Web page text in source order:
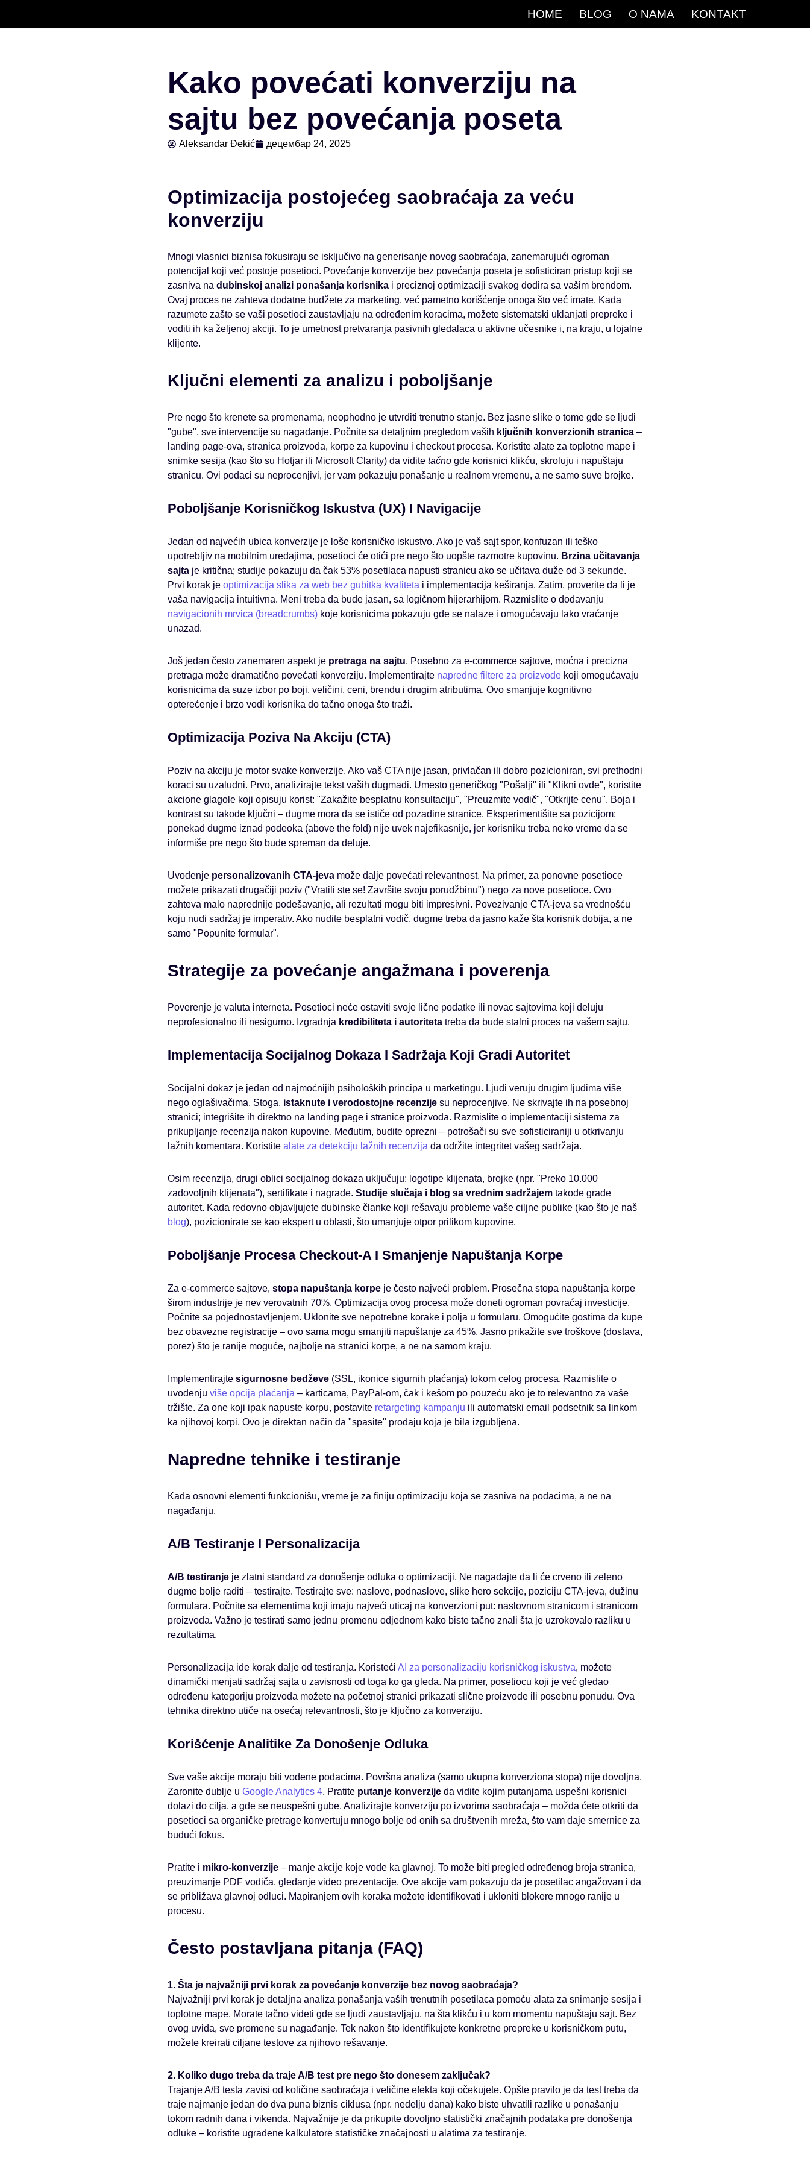
HOME BLOG O NAMA KONTAKT
Kako povećati konverziju na
sajtu bez povećanja poseta
Aleksandar Đekić децембар 24, 2025
Optimizacija postojećeg saobraćaja za veću
konverziju
Mnogi vlasnici biznisa fokusiraju se isključivo na generisanje novog saobraćaja, zanemarujući ogroman
potencijal koji već postoje posetioci. Povećanje konverzije bez povećanja poseta je sofisticiran pristup koji se
zasniva na dubinskoj analizi ponašanja korisnikai preciznoj optimizaciji svakog dodira sa vašim brendom.
Ovaj proces ne zahteva dodatne budžete za marketing, već pametno korišćenje onoga što već imate. Kada
razumete zašto se vaši posetioci zaustavljaju na određenim koracima, možete sistematski uklanjati prepreke i
voditi ih ka željenoj akciji. To je umetnost pretvaranja pasivnih gledalaca u aktivne učesnike i, na kraju, u lojalne
klijente.
Ključni elementi za analizu i poboljšanje
Pre nego što krenete sa promenama, neophodno je utvrditi trenutno stanje. Bez jasne slike o tome gde se ljudi
"gube", sve intervencije su nagađanje. Počnite sa detaljnim pregledom vaših ključnih konverzionih stranica–
landing page-ova, stranica proizvoda, korpe za kupovinu i checkout procesa. Koristite alate za toplotne mape i
snimke sesija (kao što su Hotjar ili Microsoft Clarity) da vidite tačnogde korisnici klikću, skroluju i napuštaju
stranicu. Ovi podaci su neprocenjivi, jer vam pokazuju ponašanje u realnom vremenu, a ne samo suve brojke.
Poboljšanje Korisničkog Iskustva (UX) I Navigacije
Jedan od najvećih ubica konverzije je loše korisničko iskustvo. Ako je vaš sajt spor, konfuzan ili teško
upotrebljiv na mobilnim uređajima, posetioci će otići pre nego što uopšte razmotre kupovinu. Brzina učitavanja
sajtaje kritična; studije pokazuju da čak 53% posetilaca napusti stranicu ako se učitava duže od 3 sekunde.
Prvi korak je optimizacija slika za web bez gubitka kvaliteta i implementacija keširanja. Zatim, proverite da li je
vaša navigacija intuitivna. Meni treba da bude jasan, sa logičnom hijerarhijom. Razmislite o dodavanju
navigacionih mrvica (breadcrumbs)koje korisnicima pokazuju gde se nalaze i omogućavaju lako vraćanje
unazad.
Još jedan često zanemaren aspekt je pretraga na sajtu. Posebno za e-commerce sajtove, moćna i precizna
pretraga može dramatično povećati konverziju. Implementirajte napredne filtere za proizvodekoji omogućavaju
korisnicima da suze izbor po boji, veličini, ceni, brendu i drugim atributima. Ovo smanjuje kognitivno
opterećenje i brzo vodi korisnika do tačno onoga što traži.
Optimizacija Poziva Na Akciju (CTA)
Poziv na akciju je motor svake konverzije. Ako vaš CTA nije jasan, privlačan ili dobro pozicioniran, svi prethodni
koraci su uzaludni. Prvo, analizirajte tekst vaših dugmadi. Umesto generičkog "Pošalji" ili "Klikni ovde", koristite
akcione glagole koji opisuju korist: "Zakažite besplatnu konsultaciju", "Preuzmite vodič", "Otkrijte cenu". Boja i
kontrast su takođe ključni – dugme mora da se ističe od pozadine stranice. Eksperimentišite sa pozicijom;
ponekad dugme iznad podeoka (above the fold) nije uvek najefikasnije, jer korisniku treba neko vreme da se
informiše pre nego što bude spreman da deluje.
Uvodenje personalizovanih CTA-jevamože dalje povećati relevantnost. Na primer, za ponovne posetioce
možete prikazati drugačiji poziv ("Vratili ste se! Završite svoju porudžbinu") nego za nove posetioce. Ovo
zahteva malo naprednije podešavanje, ali rezultati mogu biti impresivni. Povezivanje CTA-jeva sa vrednošću
koju nudi sadržaj je imperativ. Ako nudite besplatni vodič, dugme treba da jasno kaže šta korisnik dobija, a ne
samo "Popunite formular".
Strategije za povećanje angažmana i poverenja
Poverenje je valuta interneta. Posetioci neće ostaviti svoje lične podatke ili novac sajtovima koji deluju
neprofesionalno ili nesigurno. Izgradnja kredibiliteta i autoritetatreba da bude stalni proces na vašem sajtu.
Implementacija Socijalnog Dokaza I Sadržaja Koji Gradi Autoritet
Socijalni dokaz je jedan od najmoćnijih psiholoških principa u marketingu. Ljudi veruju drugim ljudima više
nego oglašivačima. Stoga, istaknute i verodostojne recenzijesu neprocenjive. Ne skrivajte ih na posebnoj
stranici; integrišite ih direktno na landing page i stranice proizvoda. Razmislite o implementaciji sistema za
prikupljanje recenzija nakon kupovine. Međutim, budite oprezni – potrošači su sve sofisticiraniji u otkrivanju
lažnih komentara. Koristite alate za detekciju lažnih recenzija da održite integritet vašeg sadržaja.
Osim recenzija, drugi oblici socijalnog dokaza uključuju: logotipe klijenata, brojke (npr. "Preko 10.000
zadovoljnih klijenata"), sertifikate i nagrade. Studije slučaja i blog sa vrednim sadržajemtakođe grade
autoritet. Kada redovno objavljujete dubinske članke koji rešavaju probleme vaše ciljne publike (kao što je naš
blog), pozicionirate se kao ekspert u oblasti, što umanjuje otpor prilikom kupovine.
Poboljšanje Procesa Checkout-A I Smanjenje Napuštanja Korpe
Za e-commerce sajtove, stopa napuštanja korpeje često najveći problem. Prosečna stopa napuštanja korpe
širom industrije je nev verovatnih 70%. Optimizacija ovog procesa može doneti ogroman povraćaj investicije.
Počnite sa pojednostavljenjem. Uklonite sve nepotrebne korake i polja u formularu. Omogućite gostima da kupe
bez obavezne registracije – ovo sama mogu smanjiti napuštanje za 45%. Jasno prikažite sve troškove (dostava,
porez) što je ranije moguće, najbolje na stranici korpe, a ne na samom kraju.
Implementirajte sigurnosne bedževe(SSL, ikonice sigurnih plaćanja) tokom celog procesa. Razmislite o
uvodenju više opcija plaćanja – karticama, PayPal-om, čak i kešom po pouzeću ako je to relevantno za vaše
tržište. Za one koji ipak napuste korpu, postavite retargeting kampanju ili automatski email podsetnik sa linkom
ka njihovoj korpi. Ovo je direktan način da "spasite" prodaju koja je bila izgubljena.
Napredne tehnike i testiranje
Kada osnovni elementi funkcionišu, vreme je za finiju optimizaciju koja se zasniva na podacima, a ne na
nagađanju.
A/B Testiranje I Personalizacija
A/B testiranjeje zlatni standard za donošenje odluka o optimizaciji. Ne nagađajte da li će crveno ili zeleno
dugme bolje raditi – testirajte. Testirajte sve: naslove, podnaslove, slike hero sekcije, poziciju CTA-jeva, dužinu
formulara. Počnite sa elementima koji imaju najveći uticaj na konverzioni put: naslovnom stranicom i stranicom
proizvoda. Važno je testirati samo jednu promenu odjednom kako biste tačno znali šta je uzrokovalo razliku u
rezultatima.
Personalizacija ide korak dalje od testiranja. Koristeći AI za personalizaciju korisničkog iskustva, možete
dinamički menjati sadržaj sajta u zavisnosti od toga ko ga gleda. Na primer, posetiocu koji je već gledao
određenu kategoriju proizvoda možete na početnoj stranici prikazati slične proizvode ili posebnu ponudu. Ova
tehnika direktno utiče na osećaj relevantnosti, što je ključno za konverziju.
Korišćenje Analitike Za Donošenje Odluka
Sve vaše akcije moraju biti vođene podacima. Površna analiza (samo ukupna konverziona stopa) nije dovoljna.
Zaronite dublje u Google Analytics 4. Pratite putanje konverzijeda vidite kojim putanjama uspešni korisnici
dolazi do cilja, a gde se neuspešni gube. Analizirajte konverziju po izvorima saobraćaja – možda ćete otkriti da
posetioci sa organičke pretrage konvertuju mnogo bolje od onih sa društvenih mreža, što vam daje smernice za
budući fokus.
Pratite i mikro-konverzije– manje akcije koje vode ka glavnoj. To može biti pregled određenog broja stranica,
preuzimanje PDF vodiča, gledanje video prezentacije. Ove akcije vam pokazuju da je posetilac angažovan i da
se približava glavnoj odluci. Mapiranjem ovih koraka možete identifikovati i ukloniti blokere mnogo ranije u
procesu.
Često postavljana pitanja (FAQ)
1. Šta je najvažniji prvi korak za povećanje konverzije bez novog saobraćaja?
Najvažniji prvi korak je detaljna analiza ponašanja vaših trenutnih posetilaca pomoću alata za snimanje sesija i
toplotne mape. Morate tačno videti gde se ljudi zaustavljaju, na šta klikću i u kom momentu napuštaju sajt. Bez
ovog uvida, sve promene su nagađanje. Tek nakon što identifikujete konkretne prepreke u korisničkom putu,
možete kreirati ciljane testove za njihovo rešavanje.
2. Koliko dugo treba da traje A/B test pre nego što donesem zaključak?
Trajanje A/B testa zavisi od količine saobraćaja i veličine efekta koji očekujete. Opšte pravilo je da test treba da
traje najmanje jedan do dva puna biznis ciklusa (npr. nedelju dana) kako biste uhvatili razlike u ponašanju
tokom radnih dana i vikenda. Najvažnije je da prikupite dovoljno statistički značajnih podataka pre donošenja
odluke – koristite ugrađene kalkulatore statističke značajnosti u alatima za testiranje.